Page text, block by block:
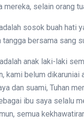
mereka, selain orang
sosok buah hati
tangga bersama sang
anak laki-laki
kami belum
dan suami, Tuhan
ibu saya selalu
semua